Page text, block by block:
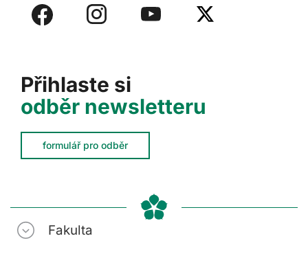
Přihlaste si
odběr newsletteru
formulář pro odběr
Fakulta